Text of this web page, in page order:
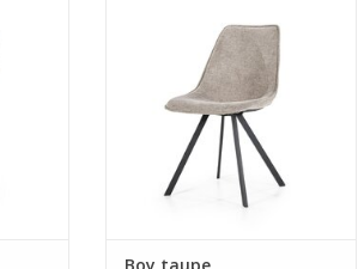
materiaal Metaal, stof
TOEVOEGEN AAN WINKELWAGEN